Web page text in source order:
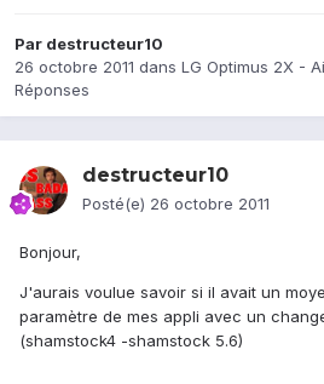
Par destructeur10
26 octobre 2011 dans LG Optimus 2X -
Réponses
destructeur10
Posté(e) 26 octobre 2011
Bonjour,
J'aurais voulue savoir si il avait un
paramètre de mes appli avec un
(shamstock4 -shamstock 5.6)